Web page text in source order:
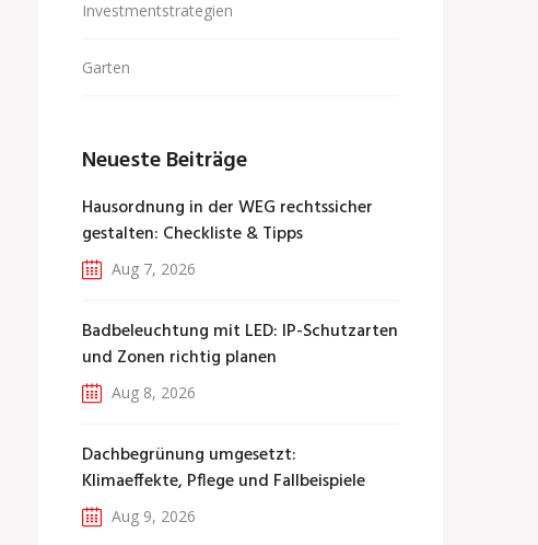
Investmentstrategien
Garten
Neueste Beiträge
Hausordnung in der WEG rechtssicher
gestalten: Checkliste & Tipps
Aug 7, 2026
Badbeleuchtung mit LED: IP-Schutzarten
und Zonen richtig planen
Aug 8, 2026
Dachbegrünung umgesetzt:
Klimaeffekte, Pflege und Fallbeispiele
Aug 9, 2026